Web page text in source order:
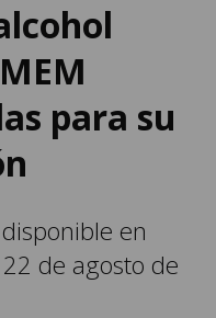
para su
en
de agosto de